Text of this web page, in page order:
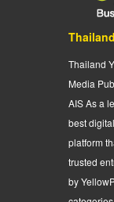
Thailand
Media
AIS As a
best
platform
trusted
by